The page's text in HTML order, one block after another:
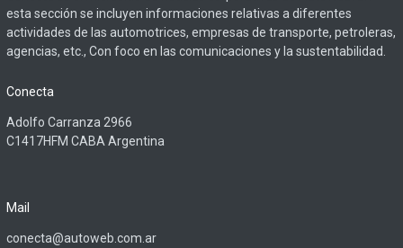
esta sección se incluyen informaciones relativas a diferentes
actividades de las automotrices, empresas de transporte, petroleras,
agencias, etc., Con foco en las comunicaciones y la sustentabilidad.
Conecta
Adolfo Carranza 2966
C1417HFM CABA Argentina
Mail
conecta@autoweb.com.ar